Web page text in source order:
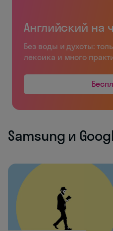
Английский на
Без воды и духоты:
лексика и много
Samsung и